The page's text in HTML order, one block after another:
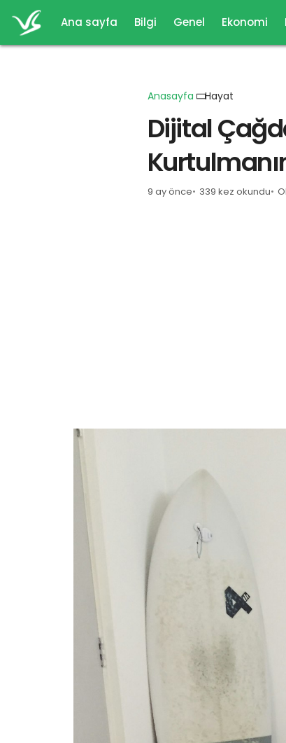
Ana sayfa Bilgi Genel Ekonomi
Anasayfa Hayat
Dijital
9 ay önce 339 kez okundu